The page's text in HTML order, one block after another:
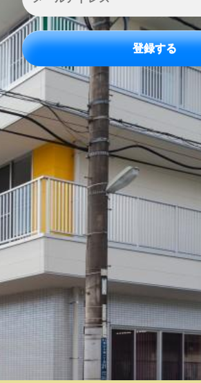
ル
ア
ド
レ
ス
*